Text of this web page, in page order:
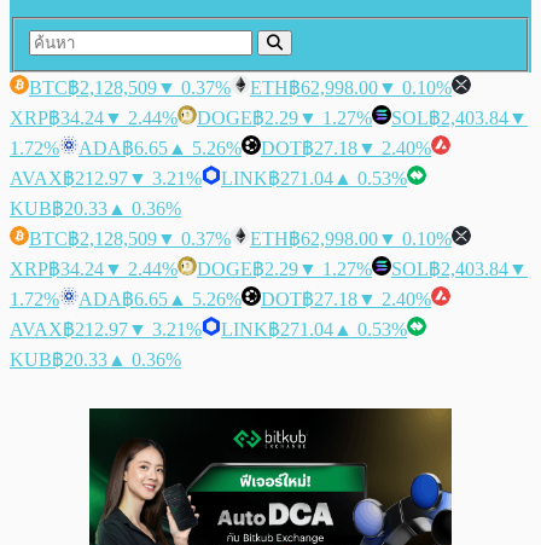
BTC฿2,128,509▼ 0.37% ETH฿62,998.00▼ 0.10%
XRP฿34.24▼ 2.44% DOGE฿2.29▼ 1.27% SOL฿2,403.84▼
1.72%
ADA฿6.65 ▲ 5.26% DOT฿27.18▼ 2.40%
AVAX฿212.97▼ 3.21% LINK฿271.04 ▲ 0.53%
KUB฿20.33 ▲ 0.36%
BTC฿2,128,509▼ 0.37% ETH฿62,998.00▼ 0.10%
XRP฿34.24▼ 2.44% DOGE฿2.29▼ 1.27% SOL฿2,403.84▼
1.72%
ADA฿6.65 ▲ 5.26% DOT฿27.18▼ 2.40%
AVAX฿212.97▼ 3.21% LINK฿271.04 ▲ 0.53%
KUB฿20.33 ▲ 0.36%